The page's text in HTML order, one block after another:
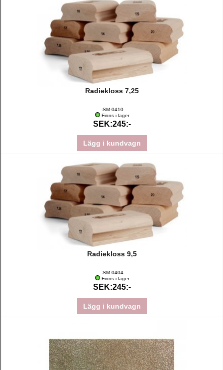
Radiekloss 7,25
-SM-0410
Finns i lager
SEK:245:-
Lägg i kundvagn
Radiekloss 9,5
-SM-0404
Finns i lager
SEK:245:-
Lägg i kundvagn